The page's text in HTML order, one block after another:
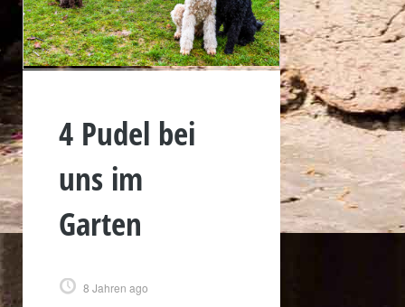
4 Pudel bei
uns im
Garten
8 Jahren ago